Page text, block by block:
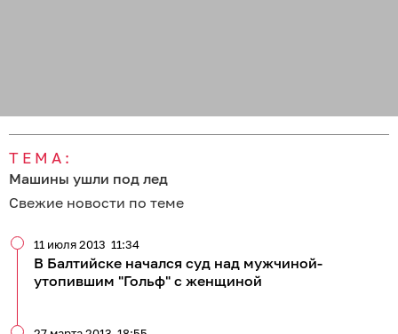
ТЕМА:
Машины ушли под лед
Свежие новости по теме
В Балтийске начался суд над мужчиной-
утопившим "Гольф" с женщиной
11 июля 2013 11:34